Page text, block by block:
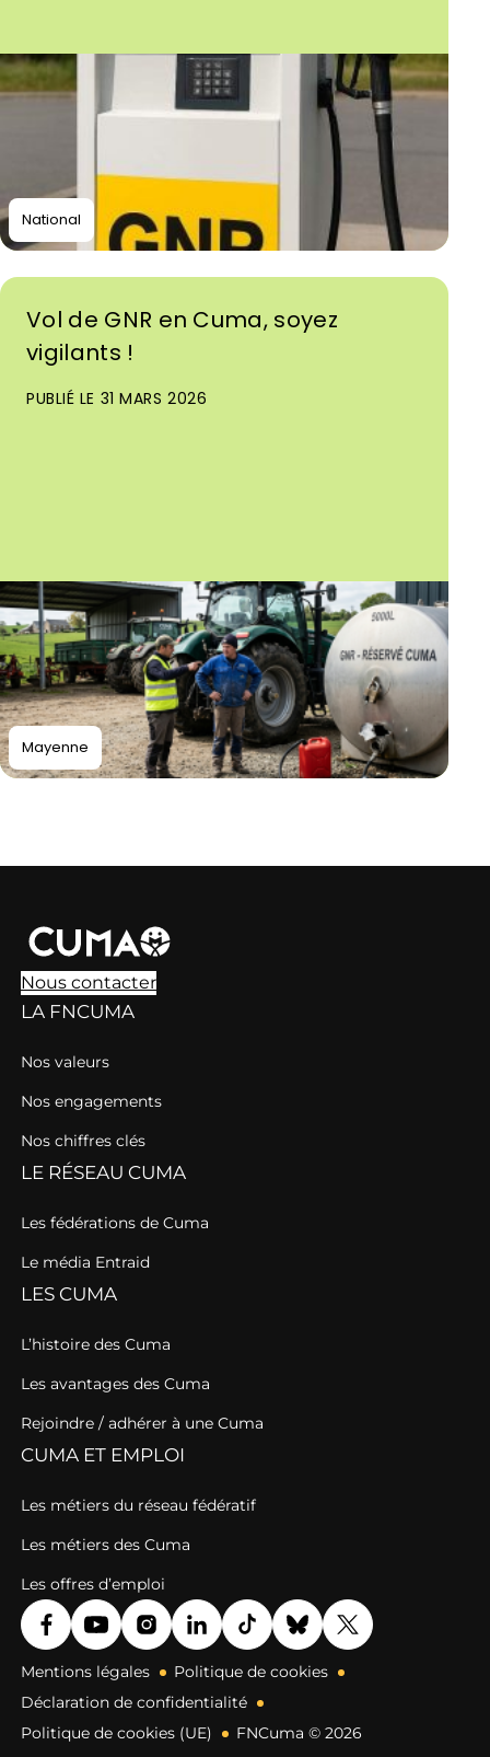
National
Vol de GNR en Cuma, soyez
vigilants !
PUBLIÉ LE 31 MARS 2026
Mayenne
Nous contacter
LA FNCUMA
Nos valeurs
Nos engagements
Nos chiffres clés
LE RÉSEAU CUMA
Les fédérations de Cuma
Le média Entraid
LES CUMA
L’histoire des Cuma
Les avantages des Cuma
Rejoindre / adhérer à une Cuma
CUMA ET EMPLOI
Les métiers du réseau fédératif
Les métiers des Cuma
Les offres d’emploi
Mentions légales
Politique de cookies
Déclaration de confidentialité
Politique de cookies (UE)
FNCuma © 2026